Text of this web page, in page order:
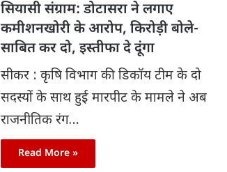
सियासी संग्राम: डोटासरा ने लगाए
कमीशनखोरी के आरोप, किरोड़ी बोले-
साबित कर दो, इस्तीफा दे दूंगा
सीकर : कृषि विभाग की डिकॉय टीम के दो
सदस्यों के साथ हुई मारपीट के मामले ने अब
राजनीतिक रंग…
Read More »